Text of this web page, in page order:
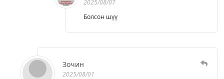
2025/08/07
Болсон шүү
Зочин
2025/08/01